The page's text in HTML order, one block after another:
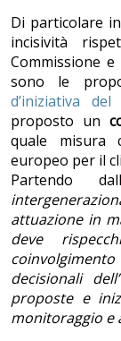
Di particolare
incisività
Commissione
sono le
d’iniziativa del
proposto un
quale misura
europeo per il
Partendo
attuazione in
deve
decisionali
proposte e
monitoraggio e